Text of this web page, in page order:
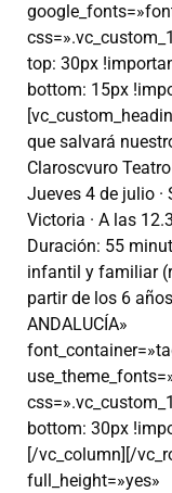
top: 30px
bottom: 15px
que salvará
Claroscvuro Teatro
Jueves 4 de julio ·
Victoria · A las
Duración: 55
infantil y familiar
partir de los 6
ANDALUCÍA»
bottom: 30px
[/vc_column][/
full_height=»yes»